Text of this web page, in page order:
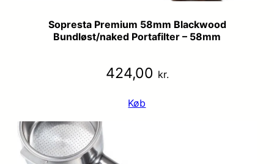
Sopresta Premium 58mm Blackwood
Bundløst/naked Portafilter – 58mm
424,00 kr.
Køb